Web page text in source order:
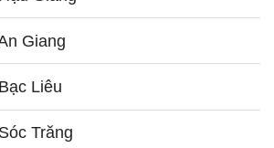
Giang
Liêu
Trăng